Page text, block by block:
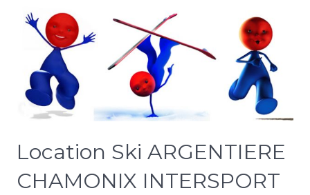
Location Ski ARGENTIERE
CHAMONIX INTERSPORT